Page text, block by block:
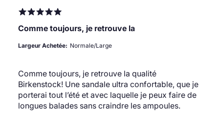
Comme toujours, je retrouve la
Comme toujours, je retrouve la qualité
Birkenstock! Une sandale ultra confortable, que je
porterai tout l’été et avec laquelle je peux faire de
longues balades sans craindre les ampoules.
Largeur Achetée: Normale/Large